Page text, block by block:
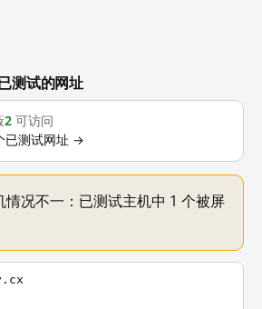
试的网址
2 可访问
已测试网址 →
况不一：已测试主机中 1 个被屏